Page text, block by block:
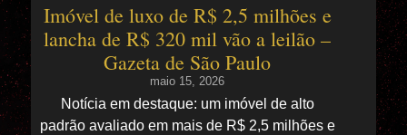
Imóvel de luxo de R$ 2,5 milhões e
lancha de R$ 320 mil vão a leilão –
Gazeta de São Paulo
maio 15, 2026
Notícia em destaque: um imóvel de alto
padrão avaliado em mais de R$ 2,5 milhões e